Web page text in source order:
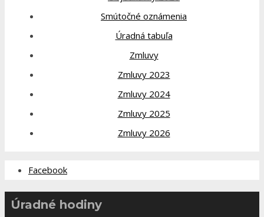
Smútočné oznámenia
Úradná tabuľa
Zmluvy
Zmluvy 2023
Zmluvy 2024
Zmluvy 2025
Zmluvy 2026
Facebook
Úradné hodiny